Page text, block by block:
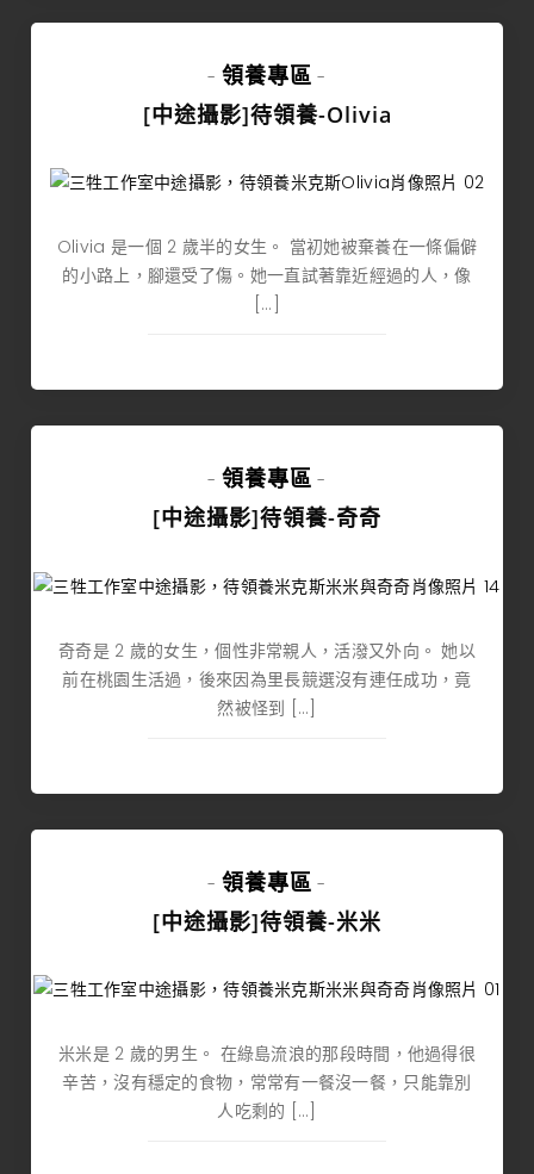
- 領養專區 -
[中途攝影]待領養-Olivia
Olivia 是一個 2 歲半的女生。 當初她被棄養在一條偏僻
的小路上，腳還受了傷。她一直試著靠近經過的人，像
[…]
- 領養專區 -
[中途攝影]待領養-奇奇
奇奇是 2 歲的女生，個性非常親人，活潑又外向。 她以
前在桃園生活過，後來因為里長競選沒有連任成功，竟
然被怪到 […]
- 領養專區 -
[中途攝影]待領養-米米
米米是 2 歲的男生。 在綠島流浪的那段時間，他過得很
辛苦，沒有穩定的食物，常常有一餐沒一餐，只能靠別
人吃剩的 […]